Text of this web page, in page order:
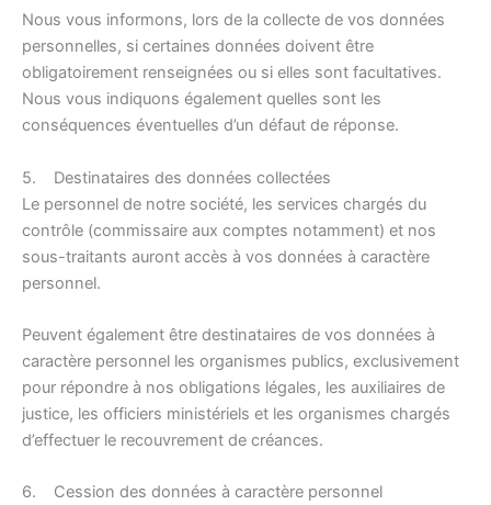
Nous vous informons, lors de la collecte de vos données
personnelles, si certaines données doivent être
obligatoirement renseignées ou si elles sont facultatives.
Nous vous indiquons également quelles sont les
conséquences éventuelles d’un défaut de réponse.
5. Destinataires des données collectées
Le personnel de notre société, les services chargés du
contrôle (commissaire aux comptes notamment) et nos
sous-traitants auront accès à vos données à caractère
personnel.
Peuvent également être destinataires de vos données à
caractère personnel les organismes publics, exclusivement
pour répondre à nos obligations légales, les auxiliaires de
justice, les officiers ministériels et les organismes chargés
d’effectuer le recouvrement de créances.
6. Cession des données à caractère personnel